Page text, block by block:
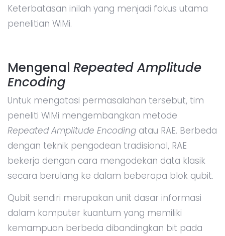
Keterbatasan inilah yang menjadi fokus utama
penelitian WiMi.
Mengenal Repeated Amplitude
Encoding
Untuk mengatasi permasalahan tersebut, tim
peneliti WiMi mengembangkan metode
Repeated Amplitude Encoding atau RAE. Berbeda
dengan teknik pengodean tradisional, RAE
bekerja dengan cara mengodekan data klasik
secara berulang ke dalam beberapa blok qubit.
Qubit sendiri merupakan unit dasar informasi
dalam komputer kuantum yang memiliki
kemampuan berbeda dibandingkan bit pada